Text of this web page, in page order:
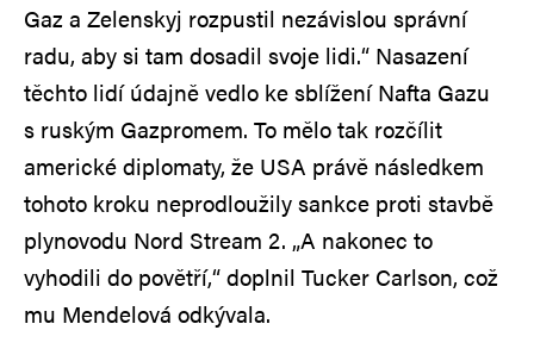
Gaz a Zelenskyj rozpustil nezávislou správní
radu, aby si tam dosadil svoje lidi.“ Nasazení
těchto lidí údajně vedlo ke sblížení Nafta Gazu
s ruským Gazpromem. To mělo tak rozčílit
americké diplomaty, že USA právě následkem
tohoto kroku neprodloužily sankce proti stavbě
plynovodu Nord Stream 2. „A nakonec to
vyhodili do povětří,“ doplnil Tucker Carlson, což
mu Mendelová odkývala.